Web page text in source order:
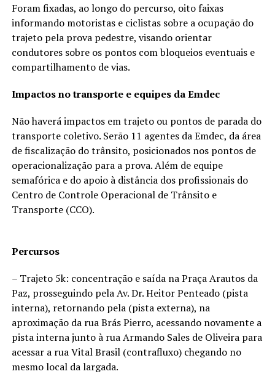
Foram fixadas, ao longo do percurso, oito faixas
informando motoristas e ciclistas sobre a ocupação do
trajeto pela prova pedestre, visando orientar
condutores sobre os pontos com bloqueios eventuais e
compartilhamento de vias.
Impactos no transporte e equipes da Emdec
Não haverá impactos em trajeto ou pontos de parada do
transporte coletivo. Serão 11 agentes da Emdec, da área
de fiscalização do trânsito, posicionados nos pontos de
operacionalização para a prova. Além de equipe
semafórica e do apoio à distância dos profissionais do
Centro de Controle Operacional de Trânsito e
Transporte (CCO).
Percursos
– Trajeto 5k: concentração e saída na Praça Arautos da
Paz, prosseguindo pela Av. Dr. Heitor Penteado (pista
interna), retornando pela (pista externa), na
aproximação da rua Brás Pierro, acessando novamente a
pista interna junto à rua Armando Sales de Oliveira para
acessar a rua Vital Brasil (contrafluxo) chegando no
mesmo local da largada.